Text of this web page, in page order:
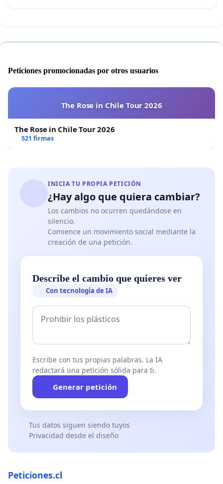
Peticiones promocionadas por otros usuarios
The Rose in Chile Tour 2026
The Rose in Chile Tour 2026
521 firmas
INICIA TU PROPIA PETICIÓN
¿Hay algo que quiera cambiar?
Los cambios no ocurren quedándose en
silencio.
Comience un movimiento social mediante la
creación de una petición.
Describe el cambio que quieres ver
Con tecnología de IA
Escribe con tus propias palabras. La IA
redactará una petición sólida para ti.
Generar petición
Tus datos siguen siendo tuyos
Privacidad desde el diseño
Peticiones.cl